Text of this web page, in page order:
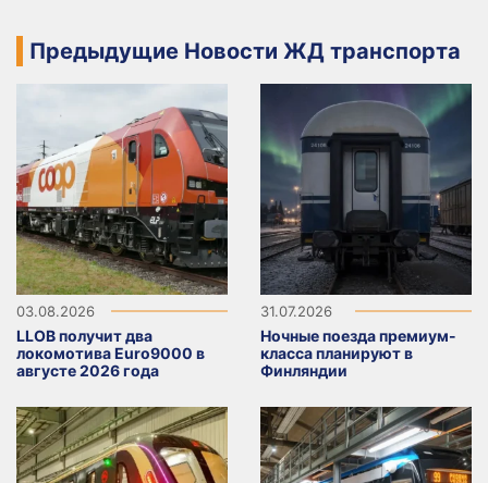
Предыдущие Новости ЖД транспорта
03.08.2026
LLOB получит два
локомотива Euro9000 в
августе 2026 года
31.07.2026
Ночные поезда премиум-
класса планируют в
Финляндии